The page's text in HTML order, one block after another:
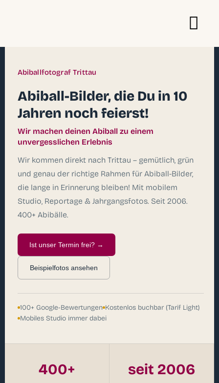
Abiballfotograf Trittau
Abiball-Bilder, die Du in 10
Jahren noch feierst!
Wir machen deinen Abiball zu einem
unvergesslichen Erlebnis
Wir kommen direkt nach Trittau – gemütlich, grün
und genau der richtige Rahmen für Abiball-Bilder,
die lange in Erinnerung bleiben! Mit mobilem
Studio, Reportage & Jahrgangsfotos. Seit 2006.
400+ Abibälle.
Ist unser Termin frei? →
Beispielfotos ansehen
100+ Google-Bewertungen Kostenlos buchbar (Tarif Light)
Mobiles Studio immer dabei
400+ seit 2006